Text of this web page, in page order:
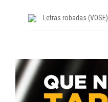
Letras robadas (VOSE)